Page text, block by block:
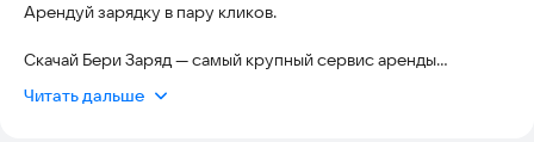
Арендуй зарядку в пару кликов.
Скачай Бери Заряд — самый крупный сервис аренды
Возьми и сдай где удобно: у нас 25 000 станций в 100+
Читать дальше